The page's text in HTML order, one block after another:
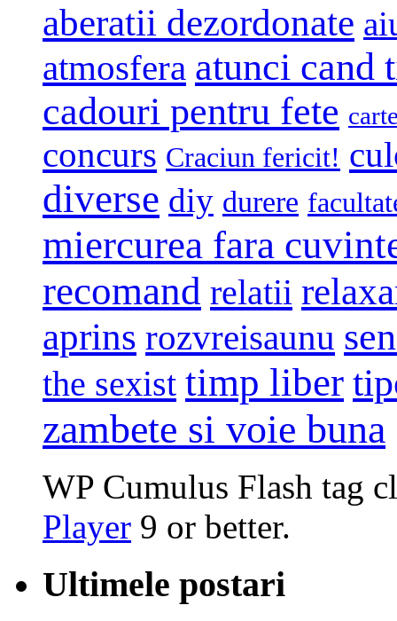
aberatii dezordonate
atmosfera atunci cand
cadouri pentru fete
concurs Craciun fericit!
diverse diy durere
miercurea fara
recomand relatii
aprins rozvreisaunu
the sexist timp liber
zambete si voie buna
WP Cumulus Flash tag
Player 9 or better.
Ultimele postari